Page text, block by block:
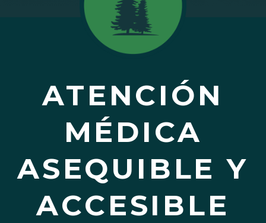
ATENCIÓN
MÉDICA
ASEQUIBLE Y
ACCESIBLE